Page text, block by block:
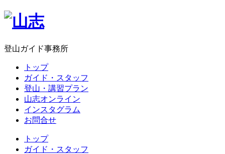
登山ガイド事務所
トップ
ガイド・スタッフ
登山・講習プラン
山志オンライン
インスタグラム
お問合せ
トップ
ガイド・スタッフ